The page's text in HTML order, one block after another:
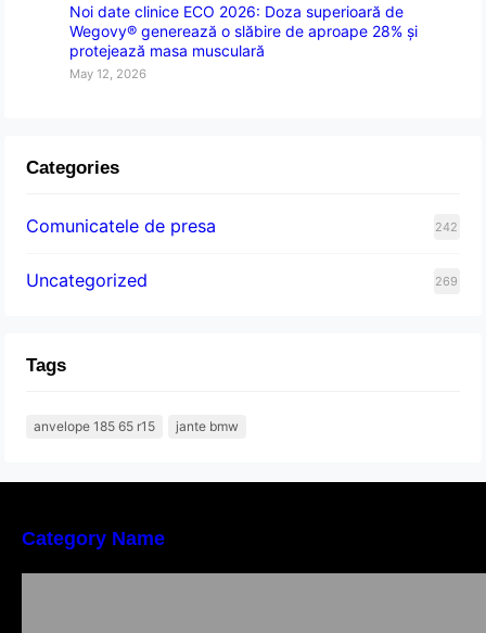
Noi date clinice ECO 2026: Doza superioară de
Wegovy® generează o slăbire de aproape 28% și
protejează masa musculară
May 12, 2026
Categories
Comunicatele de presa 242
Uncategorized 269
Tags
anvelope 185 65 r15 jante bmw
Category Name